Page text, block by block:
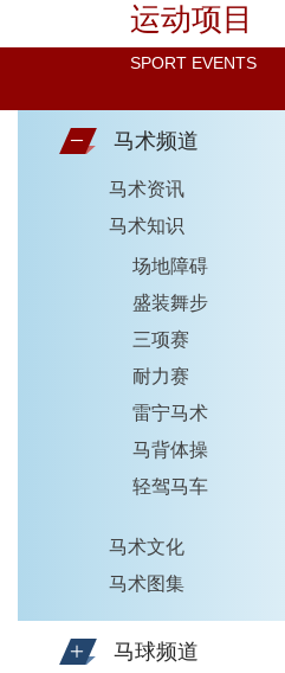
运动项目
SPORT EVENTS
马术频道
马术资讯
马术知识
场地障碍
盛装舞步
三项赛
耐力赛
雷宁马术
马背体操
轻驾马车
马术文化
马术图集
马球频道